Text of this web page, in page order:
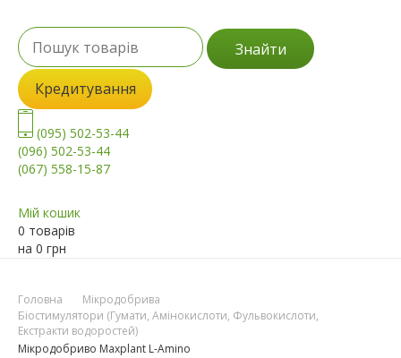
Знайти
Кредитування
(095) 502-53-44
(096) 502-53-44
(067) 558-15-87
Мій кошик
0 товарів
на 0 грн
Головна
Мікродобрива
Біостимулятори (Гумати, Амінокислоти, Фульвокислоти,
Екстракти водоростей)
Мікродобриво Maxplant L-Amino